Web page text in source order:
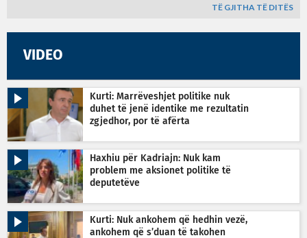
TË GJITHA TË DITËS
VIDEO
Kurti: Marrëveshjet politike nuk
duhet të jenë identike me rezultatin
zgjedhor, por të afërta
Haxhiu për Kadriajn: Nuk kam
problem me aksionet politike të
deputetëve
Kurti: Nuk ankohem që hedhin vezë,
ankohem që s’duan të takohen